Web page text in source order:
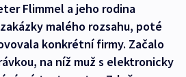
Flimmel a jeho rodina
malého rozsahu, poté
konkrétní firmy. Začalo
na níž muž s elektronicky